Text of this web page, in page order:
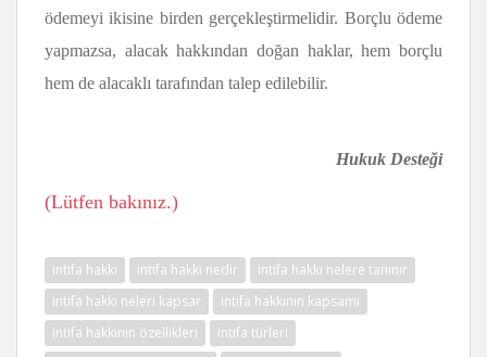
ödemeyi ikisine birden gerçekleştirmelidir. Borçlu ödeme
yapmazsa, alacak hakkından doğan haklar, hem borçlu
hem de alacaklı tarafından talep edilebilir.
Hukuk Desteği
(Lütfen bakınız.)
intifa hakkı intifa hakkı nedir
intifa hakkı nelere tanınır
intifa hakkı neleri kapsar
intifa hakkının kapsamı
intifa hakkının özellikleri
intifa türleri